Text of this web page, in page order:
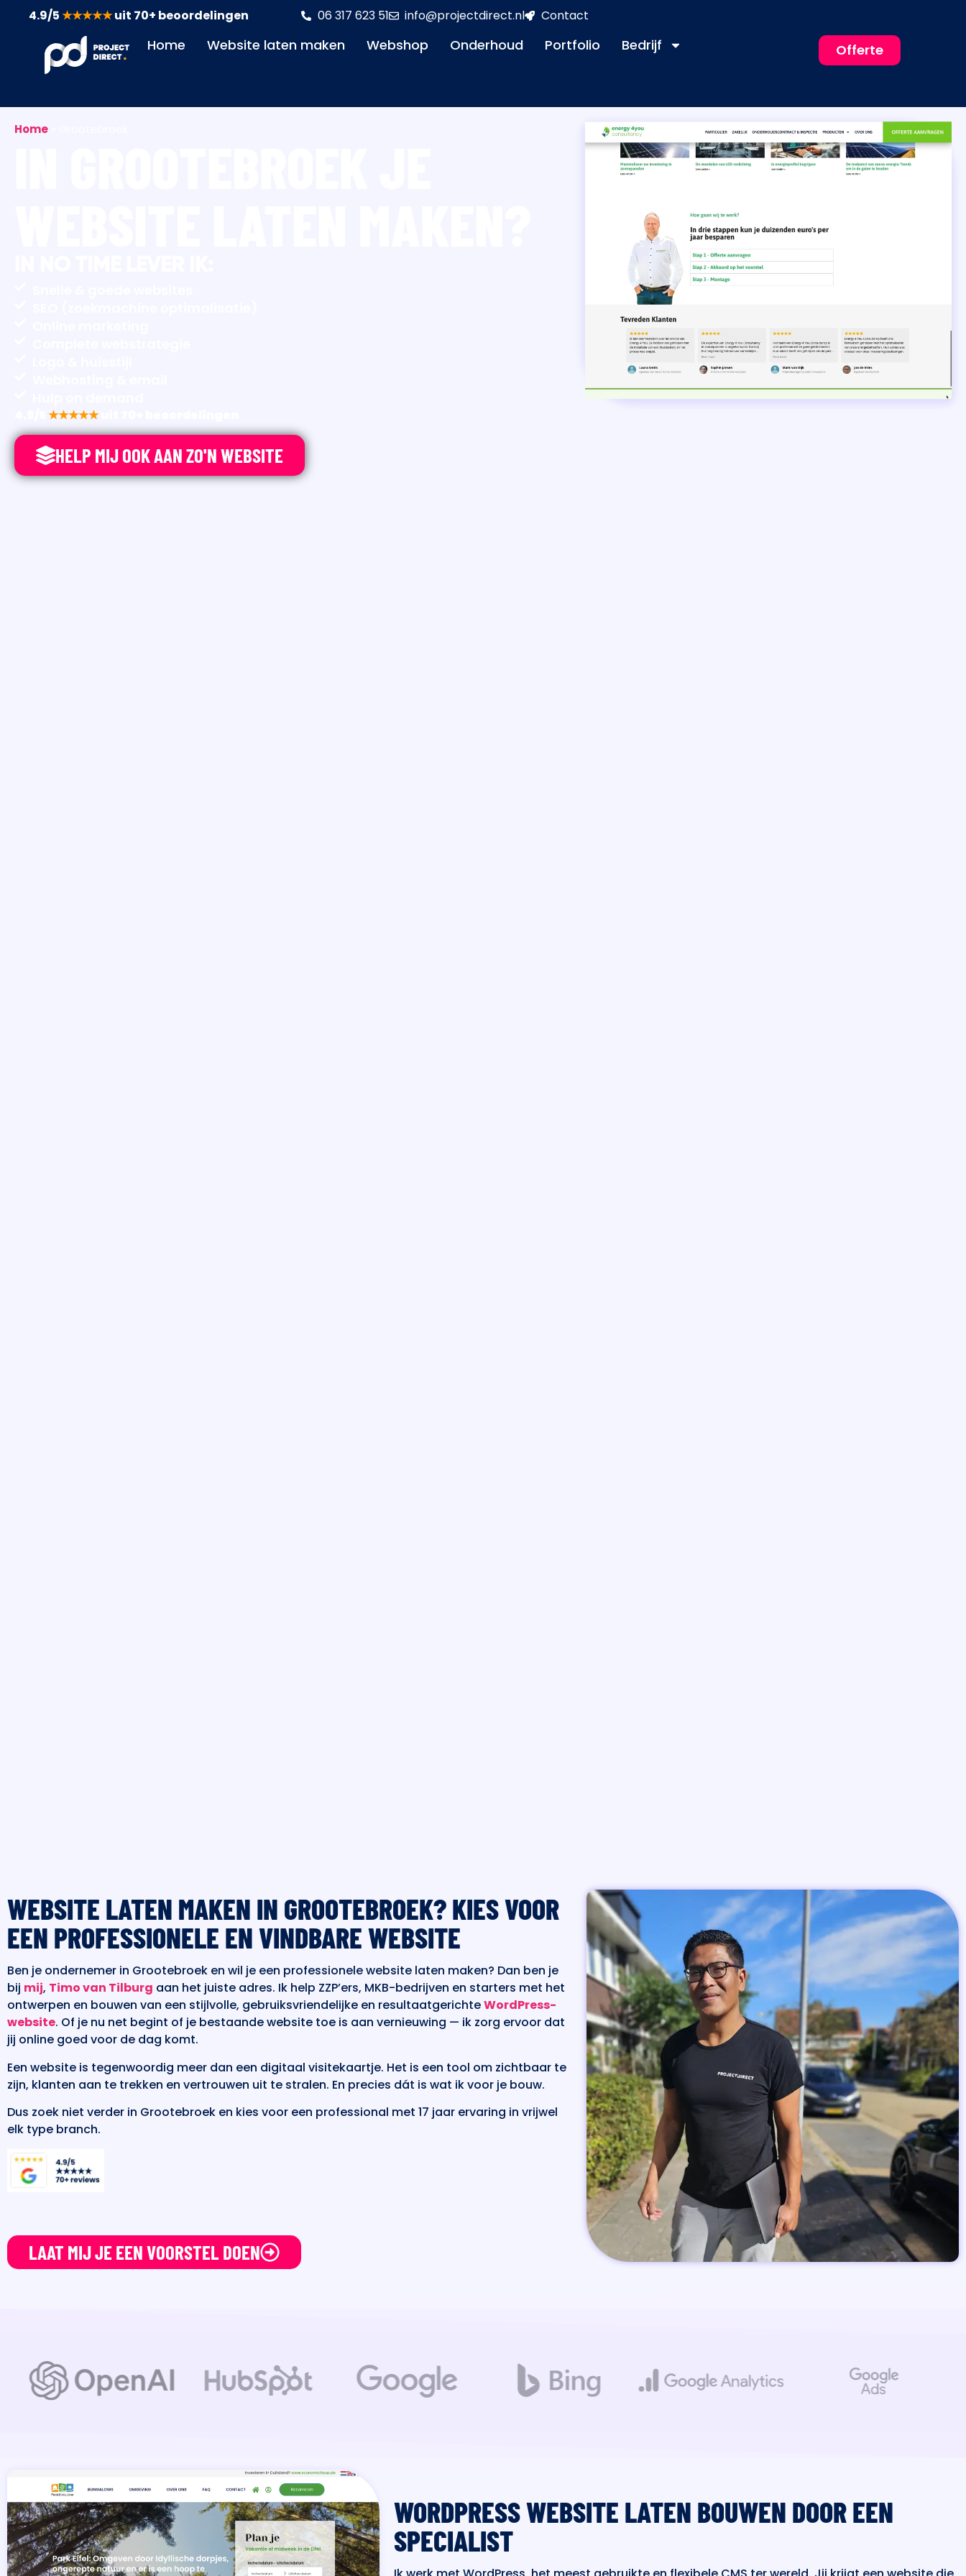
4.9/5★★★★★uit 70+ beoordelingen 06 317 623 51 info@projectdirect.nl Contact
Home Website laten maken Webshop Onderhoud Portfolio Bedrijf Offerte
Home
★★★★★
HELP MIJ OOK AAN ZO'N WEBSITE
WEBSITE LATEN MAKEN IN GROOTEBROEK? KIES VOOR
EEN PROFESSIONELE EN VINDBARE WEBSITE
Ben je ondernemer in Grootebroek en wil je een professionele website laten maken? Dan ben je
bij mij, Timo van Tilburg aan het juiste adres. Ik help ZZP’ers, MKB-bedrijven en starters met het
ontwerpen en bouwen van een stijlvolle, gebruiksvriendelijke en resultaatgerichteWordPress-
website. Of je nu net begint of je bestaande website toe is aan vernieuwing — ik zorg ervoor dat
jij online goed voor de dag komt.
Een website is tegenwoordig meer dan een digitaal visitekaartje. Het is een tool om zichtbaar te
zijn, klanten aan te trekken en vertrouwen uit te stralen. En precies dát is wat ik voor je bouw.
Dus zoek niet verder in Grootebroek en kies voor een professional met 17 jaar ervaring in vrijwel
elk type branch.
LAAT MIJ JE EEN VOORSTEL DOEN
WORDPRESS WEBSITE LATEN BOUWEN DOOR EEN
SPECIALIST